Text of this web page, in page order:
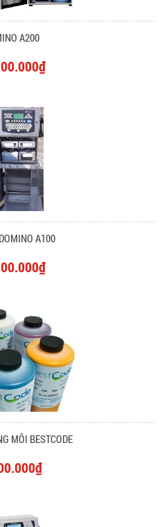
A200
A100
MÔI BESTCODE